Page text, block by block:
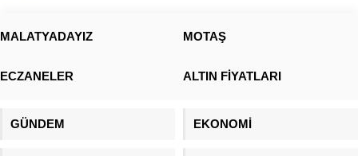
nedeniyle buruk bir sevinç
insanlarımızın içinde
MALATYADAYIZ MOTAŞ
ECZANELER ALTIN FİYATLARI
GÜNDEM EKONOMİ